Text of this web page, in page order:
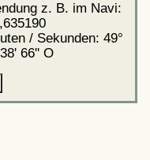
z. B. im Navi:
/ Sekunden: 49°
66'' O